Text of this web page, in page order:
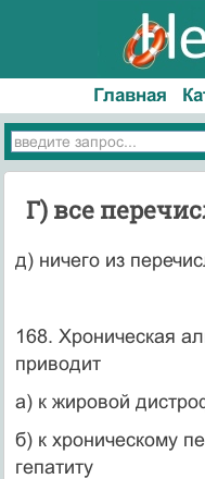
Главная
Г) все
д) ничего из
168. Хроническая
приводит
а) к жировой
б) к хроническому
гепатиту